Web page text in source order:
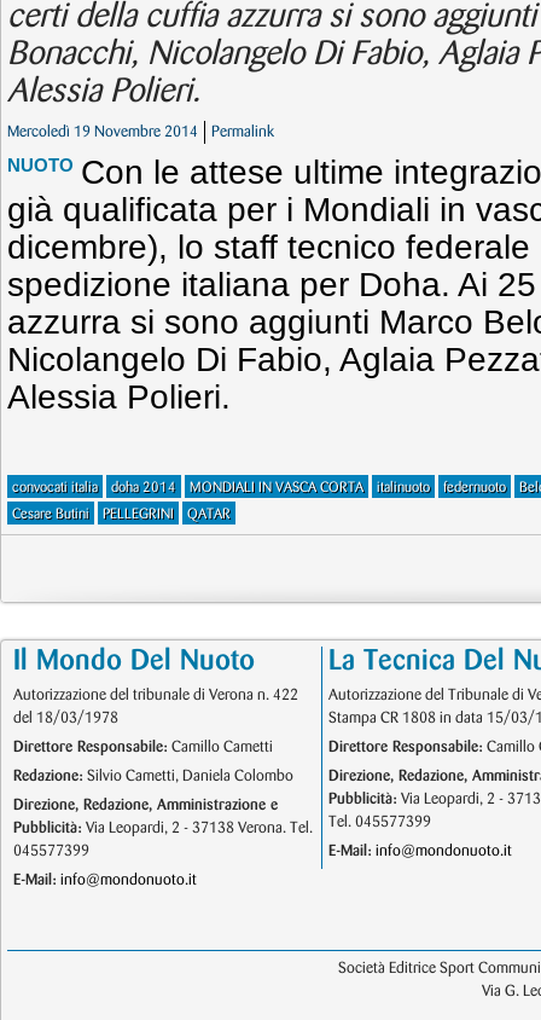
certi della cuffia azzurra si sono
Bonacchi, Nicolangelo Di Fabio, Aglaia
Alessia Polieri.
Mercoledì 19 Novembre 2014 Permalink
NUOTO Con le attese ultime
già qualificata per i Mondiali in
dicembre), lo staff tecnico
spedizione italiana per Doha. Ai
azzurra si sono aggiunti Marco
Nicolangelo Di Fabio, Aglaia
Alessia Polieri.
convocati italia doha 2014 MONDIALI IN VASCA CORTA italinuoto federnuoto
Cesare Butini
PELLEGRINI QATAR
Il Mondo Del Nuoto
Autorizzazione del tribunale di Verona n. 422
del 18/03/1978
Direttore Responsabile: Camillo Cametti
Redazione: Silvio Cametti, Daniela Colombo
Direzione, Redazione, Amministrazione e
Pubblicità: Via Leopardi, 2 - 37138 Verona. Tel.
045577399
E-Mail: info@mondonuoto.it
La Tecnica Del
Autorizzazione del Tribunale di
Stampa CR 1808 in data 15/03/
Direttore Responsabile: Camillo
Direzione, Redazione,
Pubblicità: Via Leopardi, 2 -
Tel. 045577399
E-Mail: info@mondonuoto.it
Società Editrice Sport
Via G.